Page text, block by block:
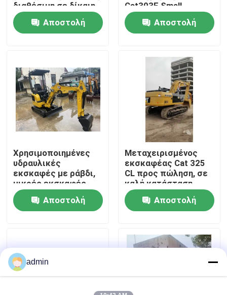
Προϊόντα
Σχετικά με εμάς
Επισκεψή εργοστασίου
Έλεγχος ποιότητας
Επικοινωνήστε μαζί μας
Μηχανήματα Οδοποιίας
Χρησιμοποιημένες κατασκευαστικές μηχανές
διαθέσιμη σε δίκαιη
τιμή.
Αποστολή
Cat303E Small
Excavator
Αποστολή
Χρησιμοποιημένες
υδραυλικές
εκσκαφές με ράβδι,
μικρές εκσκαφές
CAT301.5,
μεταχειρισμένες
μηχανές
Αποστολή
Μεταχειρισμένος
εκσκαφέας Cat 325
CL προς πώληση, σε
καλή κατάσταση
Αποστολή
admin